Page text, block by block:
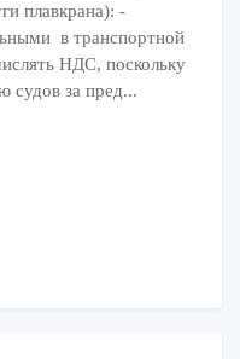
плавкрана): -
в транспортной
НДС, поскольку
судов за пред...